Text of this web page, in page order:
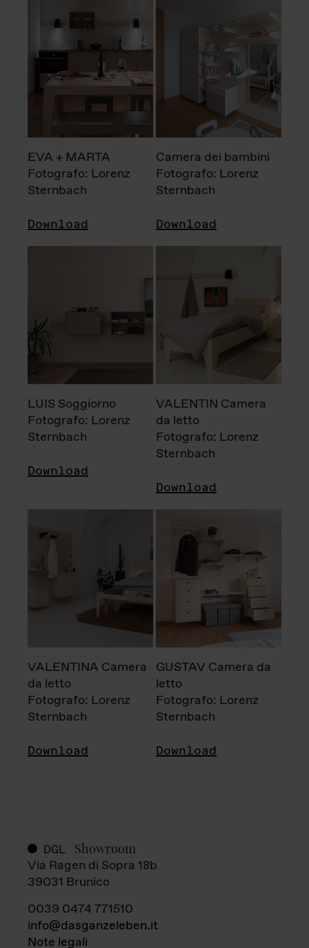
EVA + MARTA
Fotografo: Lorenz
Sternbach
Download
Camera dei bambini
Fotografo: Lorenz
Sternbach
Download
LUIS Soggiorno
Fotografo: Lorenz
Sternbach
Download
VALENTIN Camera
da letto
Fotografo: Lorenz
Sternbach
Download
VALENTINA Camera
da letto
Fotografo: Lorenz
Sternbach
Download
GUSTAV Camera da
letto
Fotografo: Lorenz
Sternbach
Download
DGL Showroom
Via Ragen di Sopra 18b
39031 Brunico
0039 0474 771510
info@dasganzeleben.it
Note legali